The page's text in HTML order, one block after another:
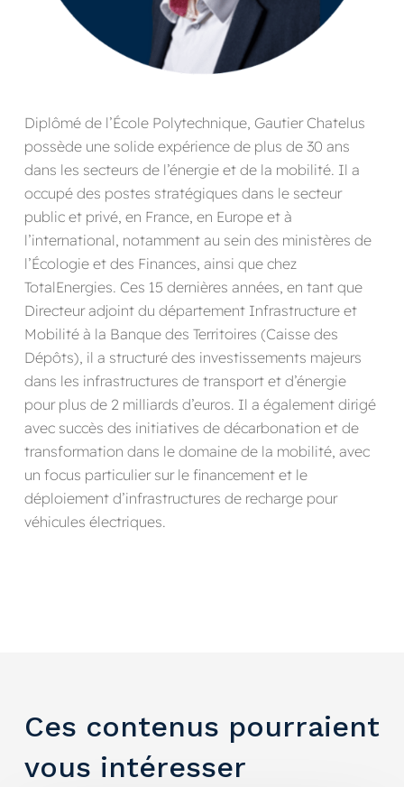
Diplômé de l’École Polytechnique, Gautier Chatelus
possède une solide expérience de plus de 30 ans
dans les secteurs de l’énergie et de la mobilité. Il a
occupé des postes stratégiques dans le secteur
public et privé, en France, en Europe et à
l’international, notamment au sein des ministères de
l’Écologie et des Finances, ainsi que chez
TotalEnergies. Ces 15 dernières années, en tant que
Directeur adjoint du département Infrastructure et
Mobilité à la Banque des Territoires (Caisse des
Dépôts), il a structuré des investissements majeurs
dans les infrastructures de transport et d’énergie
pour plus de 2 milliards d’euros. Il a également dirigé
avec succès des initiatives de décarbonation et de
transformation dans le domaine de la mobilité, avec
un focus particulier sur le financement et le
déploiement d’infrastructures de recharge pour
véhicules électriques.
Ces contenus pourraient
vous intéresser